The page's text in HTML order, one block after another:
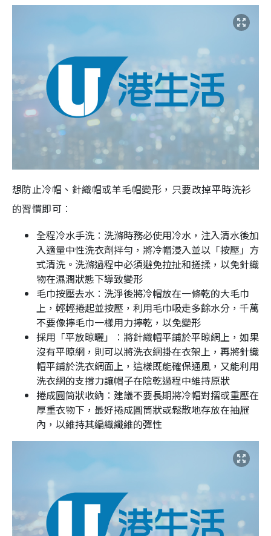
想防止冷帽、針織帽或羊毛帽變形，只要改掉平時洗衫
的習慣即可︰
全程冷水手洗︰洗滌時務必使用冷水，注入清水後加
入適量中性洗衣劑拌勻，將冷帽浸入並以「按壓」方
式清洗。洗滌過程中必須避免拉扯和搓揉，以免針織
物在濕潤狀態下導致變形
毛巾按壓去水︰洗淨後將冷帽放在一條乾的大毛巾
上，輕輕捲起並按壓，利用毛巾吸走多餘水分，千萬
不要像擰毛巾一樣用力擰乾，以免變形
採用「平放晾曬」︰將針織帽平鋪於平晾網上，如果
沒有平晾網，則可以將洗衣網掛在衣架上，再將針織
帽平鋪於洗衣網面上，這樣既能確保通風，又能利用
洗衣網的支撐力讓帽子在陰乾過程中維持原狀
捲成圓筒狀收納︰建議不要長期將冷帽對摺或重壓在
厚重衣物下，最好捲成圓筒狀或鬆散地存放在抽屜
內，以維持其編織纖維的彈性